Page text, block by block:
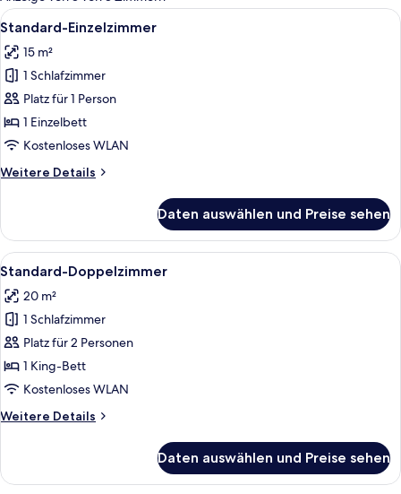
Zimmer
Alle
Fotos
für
Standard-
Einzelzimmer
anzeigen
Ein Hotelzimmer mit einem Bett,
6
Standard-Einzelzimmer
15 m²
1 Schlafzimmer
Platz für 1 Person
1 Einzelbett
Kostenloses WLAN
Weitere Details
Weitere
Einzelzimmer
Daten auswählen und Preise sehen
Alle
Fotos
für
Standard-
Doppelzimmer
anzeigen
Ein Hotelzimmer mit einem großen
5
Standard-Doppelzimmer
20 m²
1 Schlafzimmer
Platz für 2 Personen
1 King-Bett
Kostenloses WLAN
Weitere Details
Weitere
Doppelzimmer
Daten auswählen und Preise sehen